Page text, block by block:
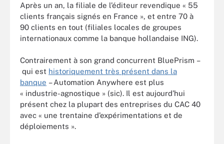
Après un an, la filiale de l’éditeur revendique « 55
clients français signés en France », et entre 70 à
90 clients en tout (filiales locales de groupes
internationaux comme la banque hollandaise ING).
Contrairement à son grand concurrent BluePrism –
qui est historiquement très présent dans la
banque – Automation Anywhere est plus
« industrie-agnostique » (sic). Il est aujourd’hui
présent chez la plupart des entreprises du CAC 40
avec « une trentaine d’expérimentations et de
déploiements ».